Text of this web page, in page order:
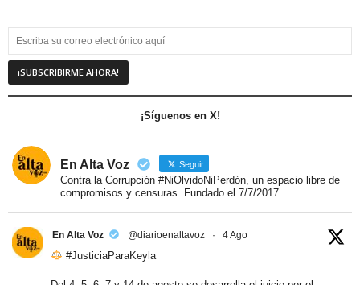
¡Síguenos en X!
En Alta Voz Seguir
Contra la Corrupción #NiOlvidoNiPerdón, un espacio libre de
compromisos y censuras. Fundado el 7/7/2017.
En Alta Voz @diarioenaltavoz · 4 Ago
#JusticiaParaKeyla